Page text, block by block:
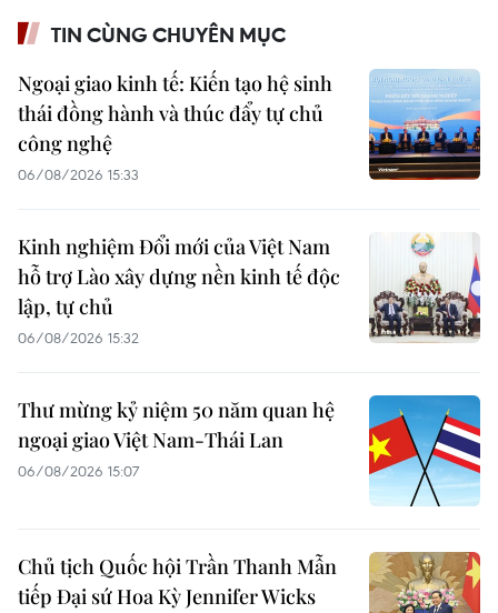
TIN CÙNG CHUYÊN MỤC
Ngoại giao kinh tế: Kiến tạo hệ sinh
thái đồng hành và thúc đẩy tự chủ
công nghệ
06/08/2026 15:33
Kinh nghiệm Đổi mới của Việt Nam
hỗ trợ Lào xây dựng nền kinh tế độc
lập, tự chủ
06/08/2026 15:32
Thư mừng kỷ niệm 50 năm quan hệ
ngoại giao Việt Nam-Thái Lan
06/08/2026 15:07
Chủ tịch Quốc hội Trần Thanh Mẫn
tiếp Đại sứ Hoa Kỳ Jennifer Wicks